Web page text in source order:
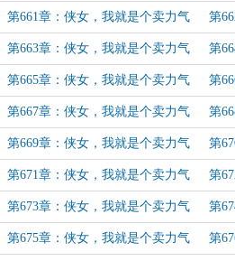
的酱油党（34） 的酱
第661章：侠女，我就是个卖力气
的酱油党（36）
第
的酱
第663章：侠女，我就是个卖力气
的酱油党（38）
第
的酱
第665章：侠女，我就是个卖力气
的酱油党（40）
第
的酱
第667章：侠女，我就是个卖力气
的酱油党（42）
第
的酱
第669章：侠女，我就是个卖力气
的酱油党（44）
第
的酱
第671章：侠女，我就是个卖力气
的酱油党（46）
第
的酱
第673章：侠女，我就是个卖力气
的酱油党（48）
第
的酱
第675章：侠女，我就是个卖力气 第